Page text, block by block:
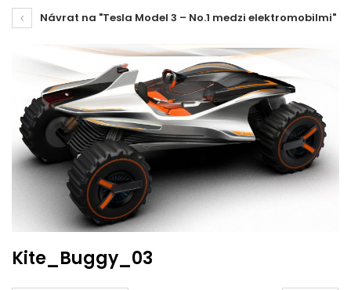
Návrat na "Tesla Model 3 – No.1 medzi elektromobilmi"
Kite_Buggy_03